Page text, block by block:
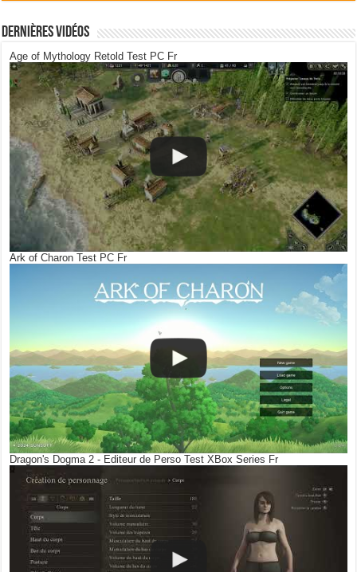
Dernières Vidéos
Age of Mythology Retold Test PC Fr
Ark of Charon Test PC Fr
Dragon's Dogma 2 - Editeur de Perso Test XBox Series Fr